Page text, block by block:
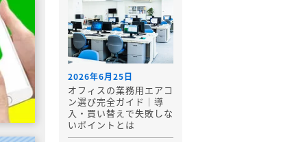
2026年6月25日
オフィスの業務用エアコ
ン選び完全ガイド｜導
入・買い替えで失敗しな
いポイントとは